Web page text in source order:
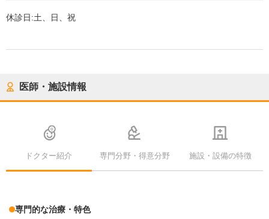
休診日:土、日、祝
医師・施設情報
ドクター紹介 専門分野・得意分野 施設・設備の特徴
専門的な治療・特色